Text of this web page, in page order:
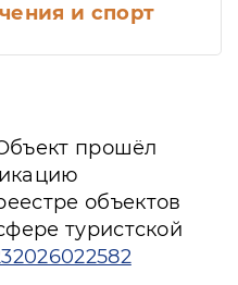
и спорт
прошёл
объектов
туристской